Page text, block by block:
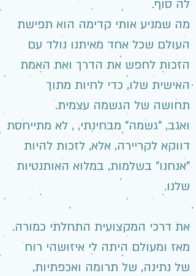
לה סוף.
מה שמניע אותי קדימה הוא תפישת
העולם שכל אחד מאיתנו נולד עם
הזכות לחפש את הדרך ואת האמת
האישית שלו, כדי לחיות מתוך
תחושה של הגשמה עצמית.
ואגב, "גשמה" מבחינתי, , לא מתייחסת
דווקא לקריירה, אלא, לזכות להיות
"אנחנו" בשלמות, במלוא האותנטיות
שלנו.
את דרכי המקצועית התחלתי כמורה.
מאז ומעולם היתה לי איזושהי רוח
של נתינה, של תרומה ואכפתיות,